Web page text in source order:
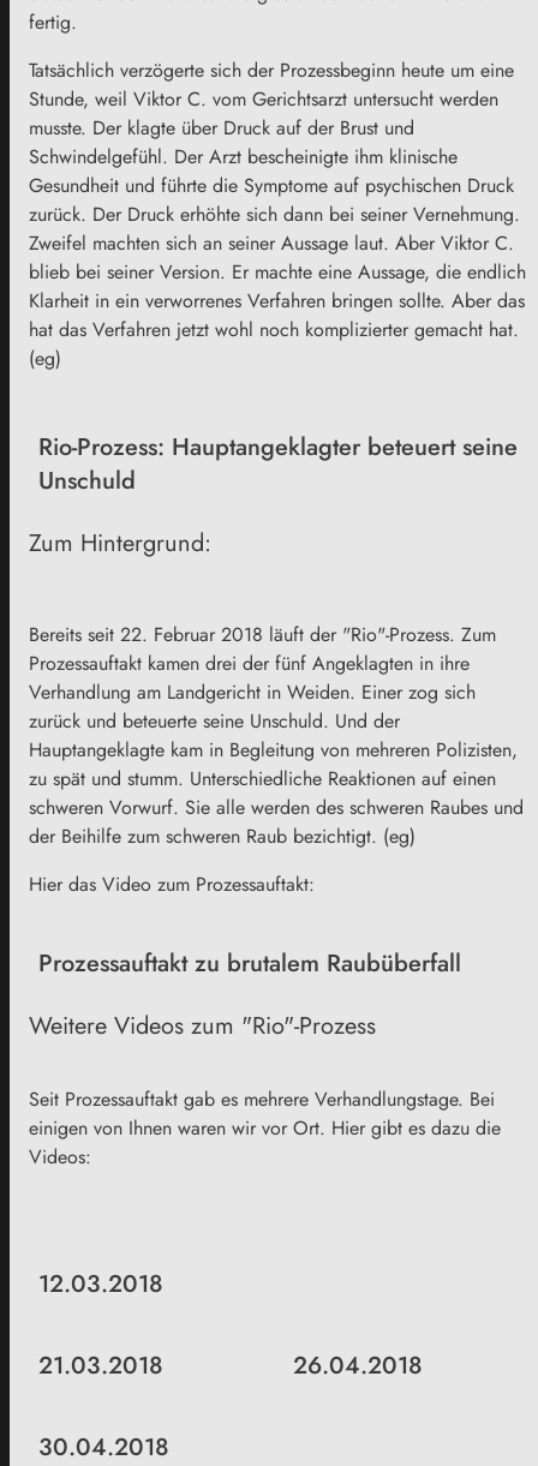
fertig.
Tatsächlich verzögerte sich der Prozessbeginn heute um eine
Stunde, weil Viktor C. vom Gerichtsarzt untersucht werden
musste. Der klagte über Druck auf der Brust und
Schwindelgefühl. Der Arzt bescheinigte ihm klinische
Gesundheit und führte die Symptome auf psychischen Druck
zurück. Der Druck erhöhte sich dann bei seiner Vernehmung.
Zweifel machten sich an seiner Aussage laut. Aber Viktor C.
blieb bei seiner Version. Er machte eine Aussage, die endlich
Klarheit in ein verworrenes Verfahren bringen sollte. Aber das
hat das Verfahren jetzt wohl noch komplizierter gemacht hat.
(eg)
Rio-Prozess: Hauptangeklagter beteuert seine
Unschuld
Zum Hintergrund:
Bereits seit 22. Februar 2018 läuft der "Rio"-Prozess. Zum
Prozessauftakt kamen drei der fünf Angeklagten in ihre
Verhandlung am Landgericht in Weiden. Einer zog sich
zurück und beteuerte seine Unschuld. Und der
Hauptangeklagte kam in Begleitung von mehreren Polizisten,
zu spät und stumm. Unterschiedliche Reaktionen auf einen
schweren Vorwurf. Sie alle werden des schweren Raubes und
der Beihilfe zum schweren Raub bezichtigt. (eg)
Hier das Video zum Prozessauftakt:
Prozessauftakt zu brutalem Raubüberfall
Weitere Videos zum "Rio"-Prozess
Seit Prozessauftakt gab es mehrere Verhandlungstage. Bei
einigen von Ihnen waren wir vor Ort. Hier gibt es dazu die
Videos:
12.03.2018
21.03.2018 26.04.2018
30.04.2018